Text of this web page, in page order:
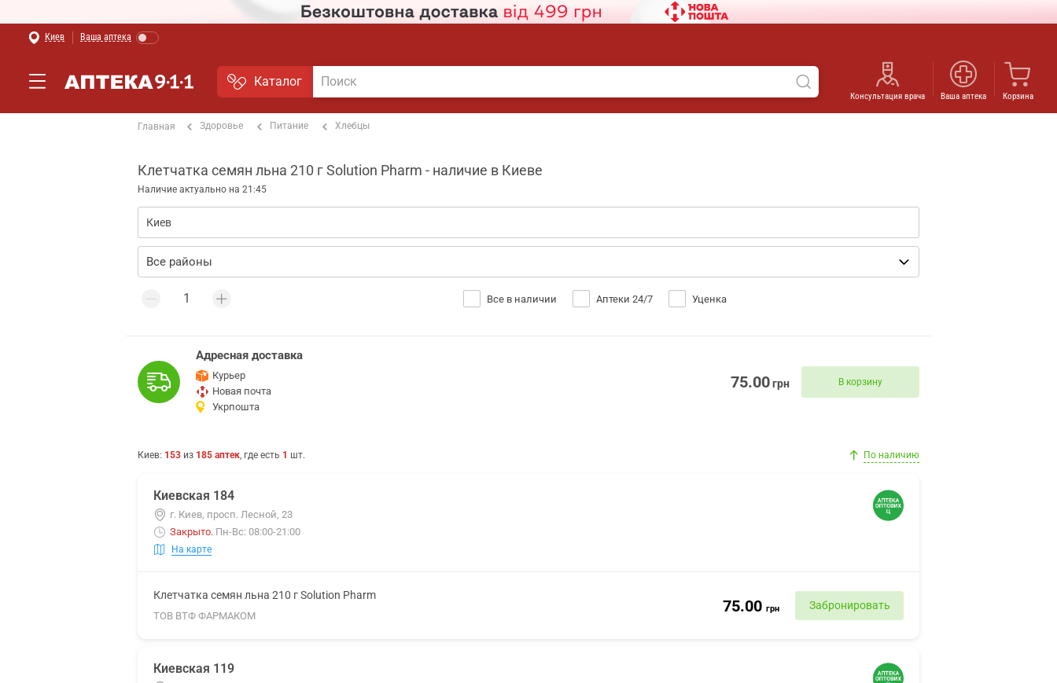
Киев Ваша аптека
Каталог
Консультация врача Ваша аптека Корзина
Главная Здоровье Питание Хлебцы
Клетчатка семян льна 210 г Solution Pharm - наличие в Киеве
Наличие актуально на 21:45
Все в наличии Аптеки 24/7 Уценка
Адресная доставка
Курьер
Новая почта
Укрпошта
75.00грн В корзину
Киев: 153 из 185 аптек, где есть 1 шт. По наличию
Киевская 184
г. Киев, просп. Лесной, 23
Закрыто. Пн-Вс: 08:00-21:00
На карте
Клетчатка семян льна 210 г Solution Pharm
ТОВ ВТФ ФАРМАКОМ
75.00 грн Забронировать
Киевская 119